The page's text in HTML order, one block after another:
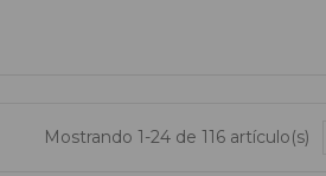
Mostrando 1-24 de 116 artículo(s)